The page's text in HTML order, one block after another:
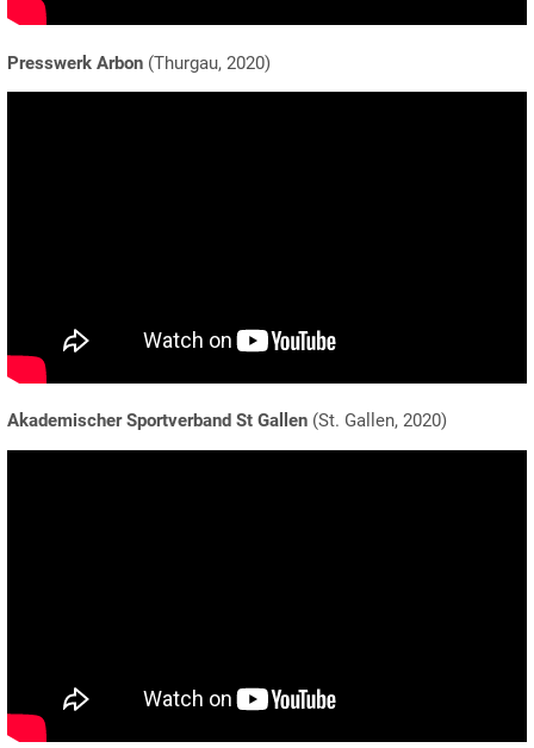
Presswerk Arbon (Thurgau, 2020)
Akademischer Sportverband St Gallen (St. Gallen, 2020)